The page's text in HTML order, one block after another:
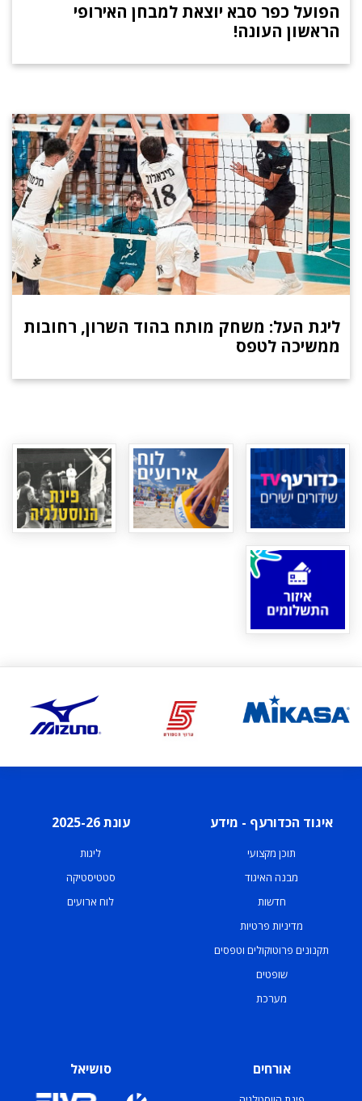
הפועל כפר סבא יוצאת למבחן האירופי
הראשון העונה!
ליגת העל: משחק מותח בהוד השרון, רחובות
ממשיכה לטפס
איגוד הכדורעף - מידע
תוכן מקצועי
מבנה האיגוד
חדשות
מדיניות פרטיות
תקנונים פרוטוקולים וטפסים
שופטים
מערכת
עונת 2025-26
ליגות
סטטיסטיקה
לוח ארועים
אורחים סושיאל